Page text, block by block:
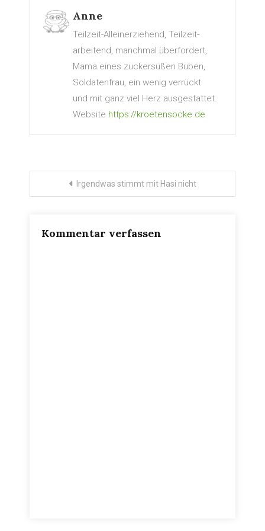
Anne
Teilzeit-Alleinerziehend, Teilzeit-
arbeitend, manchmal überfordert,
Mama eines zuckersüßen Buben,
Soldatenfrau, ein wenig verrückt
und mit ganz viel Herz ausgestattet.
Website https://kroetensocke.de
Beitragsnavigation
Irgendwas stimmt mit Hasi nicht
Kommentar verfassen